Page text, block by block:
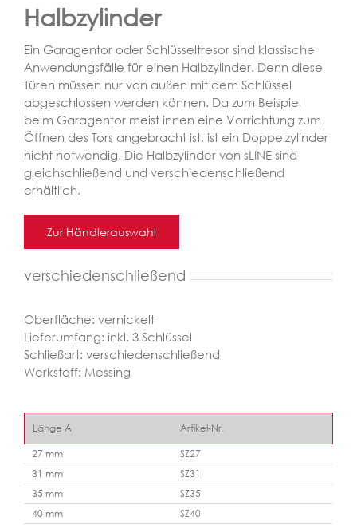
Halbzylinder
Ein Garagentor oder Schlüsseltresor sind klassische
Anwendungsfälle für einen Halbzylinder. Denn diese
Türen müssen nur von außen mit dem Schlüssel
abgeschlossen werden können. Da zum Beispiel
beim Garagentor meist innen eine Vorrichtung zum
Öffnen des Tors angebracht ist, ist ein Doppelzylinder
nicht notwendig. Die Halbzylinder von sLINE sind
gleichschließend und verschiedenschließend
erhältlich.
Zur Händlerauswahl
verschiedenschließend
Oberfläche: vernickelt
Lieferumfang: inkl. 3 Schlüssel
Schließart: verschiedenschließend
Werkstoff: Messing
Länge A
Artikel-Nr.
27 mm
SZ27
31 mm
SZ31
35 mm
SZ35
40 mm
SZ40